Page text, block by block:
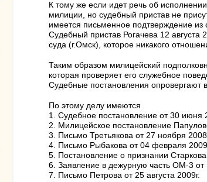
К тому же если идет речь об
милиции, но судебный пристав не
имеется письменное подтверждение из
Судебный пристав Рогачева 12 августа
суда (г.Омск), которое никакого
Таким образом милицейский
которая проверяет его служебное
Судебные постановления опровергают
По этому делу имеются
1. Судебное постановление от 30
2. Милицейское постановление
3. Письмо Третьякова от 27 ноября
4. Письмо Рыбакова от 04 февраля
5. Постановление о признании
6. Заявление в дежурную часть ОМ-3 от
7. Письмо Петрова от 25 августа 2009г.